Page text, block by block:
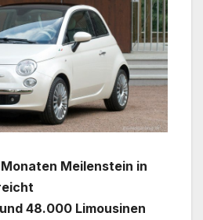
Meilenstein in
48.000 Limousinen